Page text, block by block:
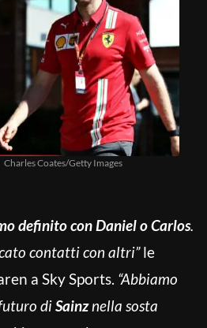
Charles Coates/Getty Images
definito con Daniel o Carlos.
contatti con altri”le
a Sky Sports. “Abbiamo
diSainznella sosta